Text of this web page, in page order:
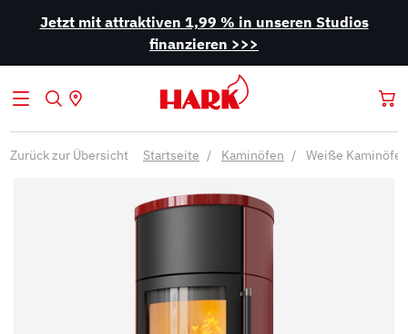
Jetzt mit attraktiven 1,99 % in unseren Studios
finanzieren >>>
Zurück zur Übersicht Startseite Kaminöfen Weiße Kaminöfen